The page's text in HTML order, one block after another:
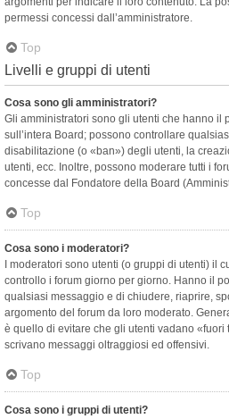
permessi concessi dall’amministratore.
Top
Livelli e gruppi di utenti
Cosa sono gli amministratori?
Gli amministratori sono gli utenti che hanno il
sull’intera Board; possono controllare
disabilitazione (o «ban») degli utenti, la
utenti, ecc. Inoltre, possono moderare tutti i
concesse dal Fondatore della Board
Top
Cosa sono i moderatori?
I moderatori sono utenti (o gruppi di utenti) il
controllo i forum giorno per giorno. Hanno il
qualsiasi messaggio e di chiudere, riaprire,
argomento del forum da loro moderato.
è quello di evitare che gli utenti vadano «fuori
scrivano messaggi oltraggiosi ed offensivi.
Top
Cosa sono i gruppi di utenti?